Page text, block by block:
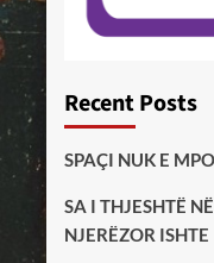
Recent Posts
SPAÇI NUK E
SA I THJESHTË
NJERËZOR ISHTE